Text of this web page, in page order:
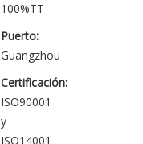
100%TT
Puerto:
Guangzhou
Certificación:
ISO90001
y
ISO14001